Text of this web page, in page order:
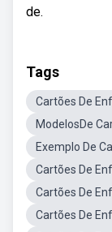
de.
Tags
Cartões De
ModelosDe
Exemplo De
Cartões De
Cartões De
Cartões De